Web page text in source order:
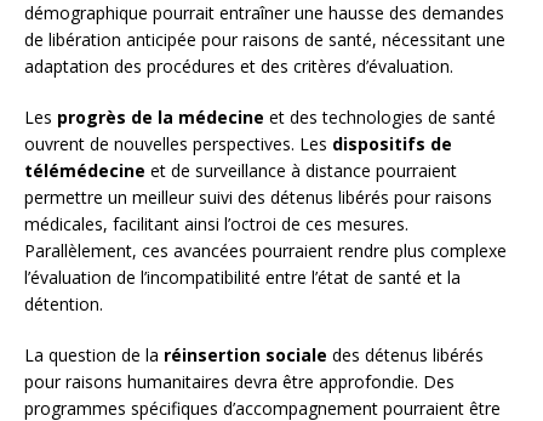
démographique pourrait entraîner une hausse des demandes
de libération anticipée pour raisons de santé, nécessitant une
adaptation des procédures et des critères d’évaluation.
Les progrès de la médecine et des technologies de santé
ouvrent de nouvelles perspectives. Les dispositifs de
télémédecine et de surveillance à distance pourraient
permettre un meilleur suivi des détenus libérés pour raisons
médicales, facilitant ainsi l’octroi de ces mesures.
Parallèlement, ces avancées pourraient rendre plus complexe
l’évaluation de l’incompatibilité entre l’état de santé et la
détention.
La question de la réinsertion sociale des détenus libérés
pour raisons humanitaires devra être approfondie. Des
programmes spécifiques d’accompagnement pourraient être